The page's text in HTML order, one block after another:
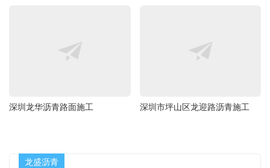
深圳龙华沥青路面施工 深圳市坪山区龙迎路沥青施工
龙盛沥青